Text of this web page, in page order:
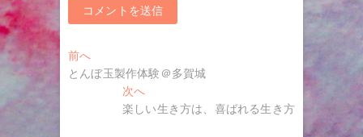
投
稿
前へ
去
とんぼ玉製作体験＠多賀城
次へ
の
楽しい生き方は、喜ばれる生き方